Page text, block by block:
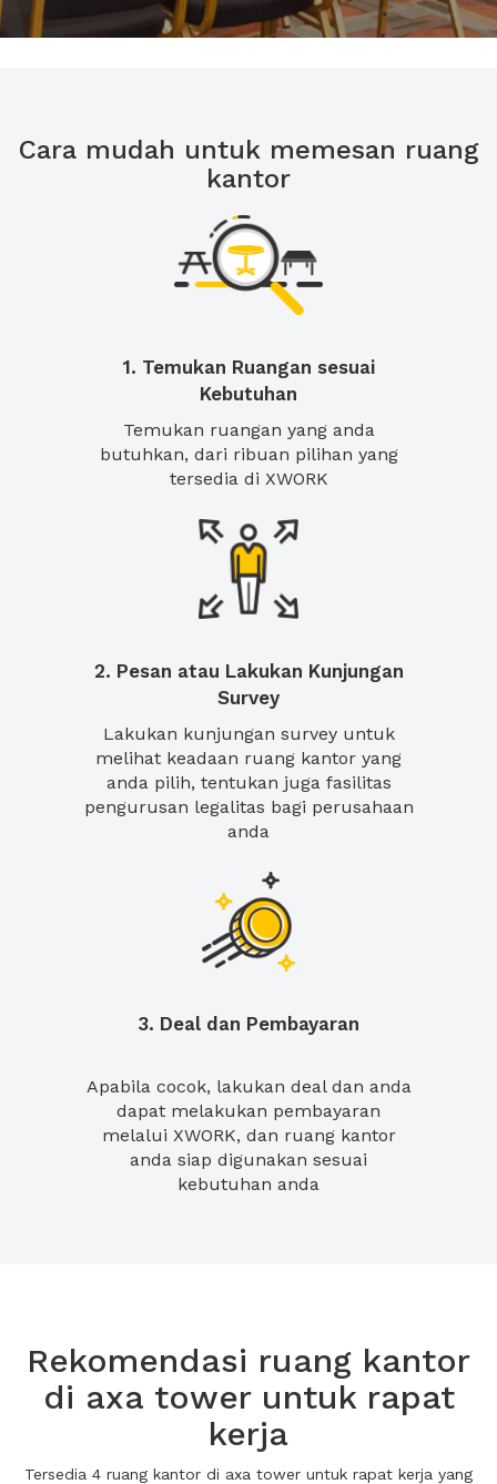
Cara mudah untuk memesan ruang
kantor
1. Temukan Ruangan sesuai
Kebutuhan
Temukan ruangan yang anda
butuhkan, dari ribuan pilihan yang
tersedia di XWORK
2. Pesan atau Lakukan Kunjungan
Survey
Lakukan kunjungan survey untuk
melihat keadaan ruang kantor yang
anda pilih, tentukan juga fasilitas
pengurusan legalitas bagi perusahaan
anda
3. Deal dan Pembayaran
Apabila cocok, lakukan deal dan anda
dapat melakukan pembayaran
melalui XWORK, dan ruang kantor
anda siap digunakan sesuai
kebutuhan anda
Rekomendasi ruang kantor
di axa tower untuk rapat
kerja
Tersedia 4 ruang kantor di axa tower untuk rapat kerja yang